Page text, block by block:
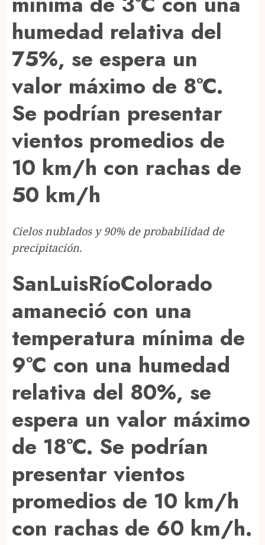
humedad relativa del
75%, se espera un
valor máximo de 8°C.
Se podrían presentar
vientos promedios de
10 km/h con rachas de
50 km/h
Cielos nublados y 90% de probabilidad de
precipitación.
SanLuisRíoColorado
amaneció con una
temperatura mínima de
9°C con una humedad
relativa del 80%, se
espera un valor máximo
de 18°C. Se podrían
presentar vientos
promedios de 10 km/h
con rachas de 60 km/h.